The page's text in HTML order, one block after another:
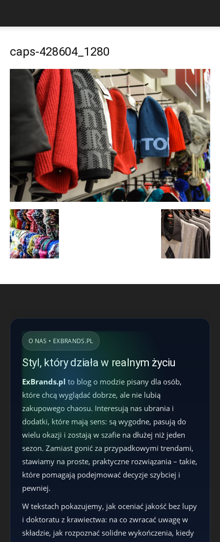
caps-428604_1280
O NAS • EXBRANDS.PL
Styl, który działa w realnym życiu
ExBrands.pl to blog o modzie pisany dla osób,
które chcą wyglądać dobrze, ale nie lubią
zakupowego chaosu. Interesują nas ubrania i
dodatki, które mają sens: są wygodne, pasują do
wielu okazji i zostają w szafie na dłużej niż jeden
sezon. Zamiast gonić za przypadkowymi trendami,
stawiamy na proste, praktyczne rozwiązania – takie,
które pomagają podejmować decyzje szybciej i
pewniej.
W tekstach pokazujemy, jak oceniać jakość bez lupy
i doktoratu z krawiectwa: na co zwracać uwagę w
składzie, jak rozpoznać solidne wykończenia, kiedy